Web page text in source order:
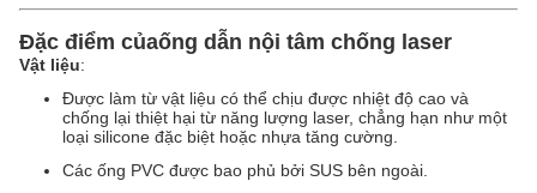
Đặc điểm củaống dẫn nội tâm chống laser
Vật liệu:
Được làm từ vật liệu có thể chịu được nhiệt độ cao và
chống lại thiệt hại từ năng lượng laser, chẳng hạn như một
loại silicone đặc biệt hoặc nhựa tăng cường.
Các ống PVC được bao phủ bởi SUS bên ngoài.